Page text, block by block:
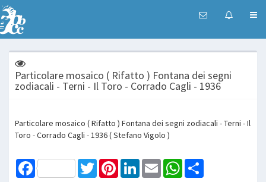
Particolare mosaico ( Rifatto ) Fontana dei segni
zodiacali - Terni - Il Toro - Corrado Cagli - 1936
Particolare mosaico ( Rifatto ) Fontana dei segni zodiacali - Terni - Il
Toro - Corrado Cagli - 1936 ( Stefano Vigolo )
Facebook TwitterPinterestLinkedInEmail WhatsApp